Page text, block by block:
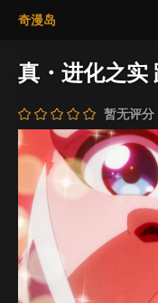
奇漫岛
真・进化之实
暂无评分